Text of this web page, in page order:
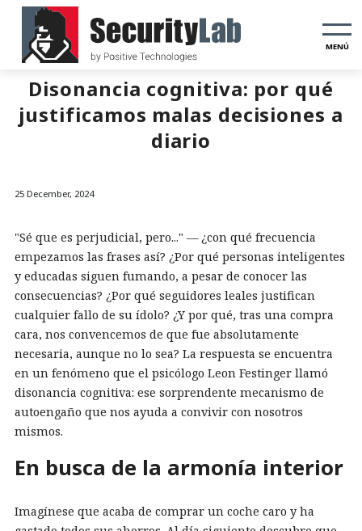
MENÚ
Disonancia cognitiva: por qué
justificamos malas decisiones a
diario
25 December, 2024
"Sé que es perjudicial, pero..." — ¿con qué frecuencia
empezamos las frases así? ¿Por qué personas inteligentes
y educadas siguen fumando, a pesar de conocer las
consecuencias? ¿Por qué seguidores leales justifican
cualquier fallo de su ídolo? ¿Y por qué, tras una compra
cara, nos convencemos de que fue absolutamente
necesaria, aunque no lo sea? La respuesta se encuentra
en un fenómeno que el psicólogo Leon Festinger llamó
disonancia cognitiva: ese sorprendente mecanismo de
autoengaño que nos ayuda a convivir con nosotros
mismos.
En busca de la armonía interior
Imagínese que acaba de comprar un coche caro y ha